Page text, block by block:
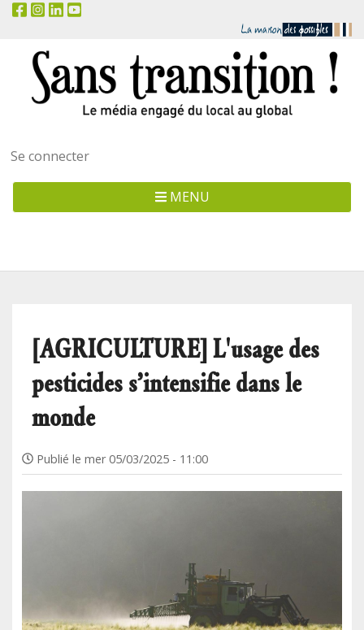
Menu
utilisateur
Se connecter
MENU
[AGRICULTURE] L'usage des
pesticides s’intensifie dans le
monde
Publié le mer 05/03/2025 - 11:00